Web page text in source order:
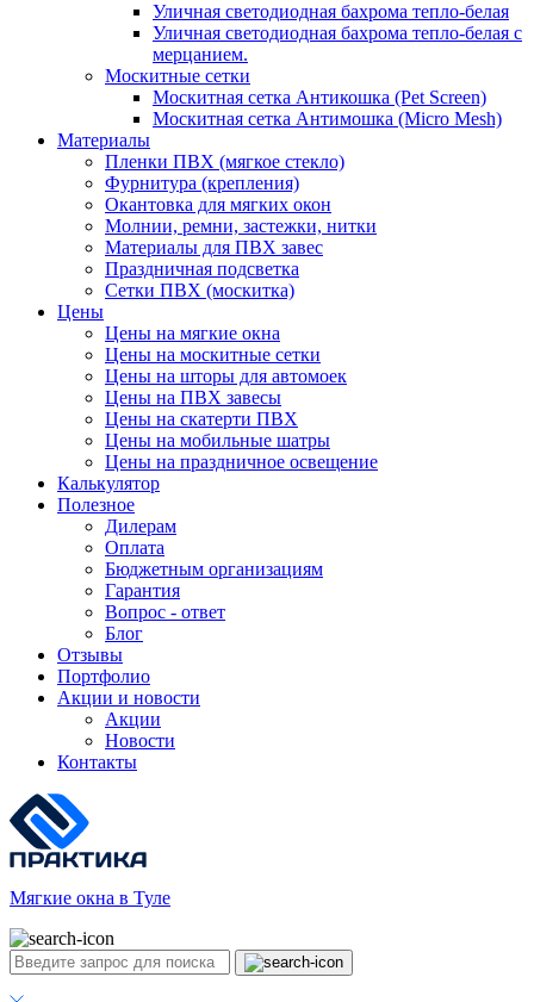
Уличная светодиодная бахрома тепло-белая
Уличная светодиодная бахрома тепло-белая с
мерцанием.
Москитные сетки
Москитная сетка Антикошка (Pet Screen)
Москитная сетка Антимошка (Micro Mesh)
Материалы
Пленки ПВХ (мягкое стекло)
Фурнитура (крепления)
Окантовка для мягких окон
Молнии, ремни, застежки, нитки
Материалы для ПВХ завес
Праздничная подсветка
Сетки ПВХ (москитка)
Цены
Цены на мягкие окна
Цены на москитные сетки
Цены на шторы для автомоек
Цены на ПВХ завесы
Цены на скатерти ПВХ
Цены на мобильные шатры
Цены на праздничное освещение
Калькулятор
Полезное
Дилерам
Оплата
Бюджетным организациям
Гарантия
Вопрос - ответ
Блог
Отзывы
Портфолио
Акции и новости
Акции
Новости
Контакты
Мягкие окна в Туле